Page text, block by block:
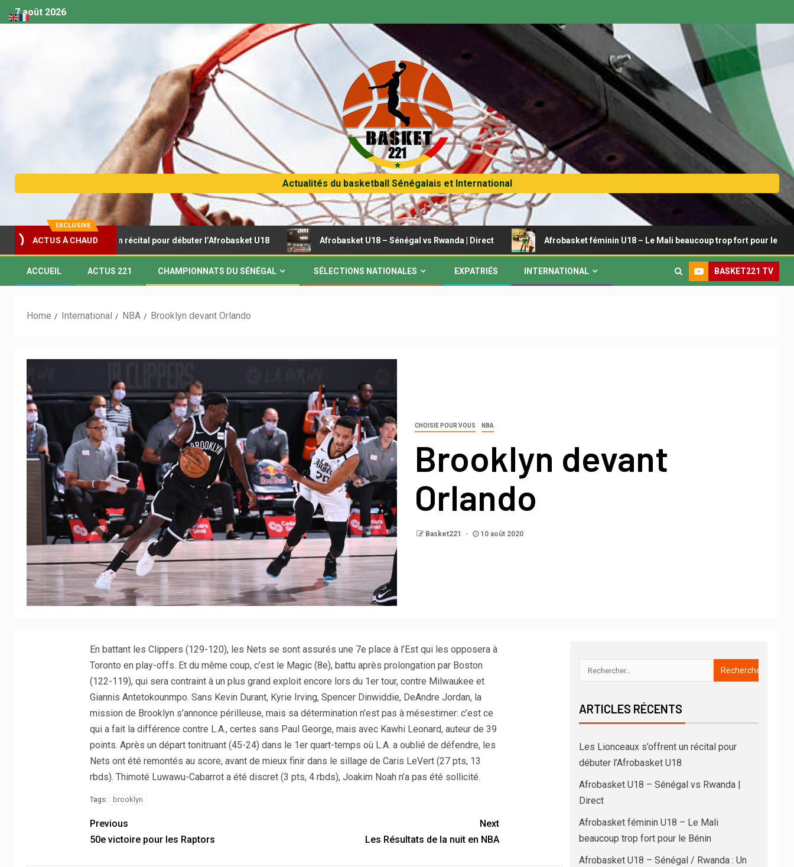
7 août 2026
Actualités du basketball Sénégalais et International
EXCLUSIVE
ACTUS À CHAUD
s’offrent un récital pour débuter l’Afrobasket U18 Afrobasket U18 – Sénégal vs Rwanda | Direct Afrobasket féminin U18 – Le Mali beaucoup trop fort pour le Bénin
ACCUEIL ACTUS 221 CHAMPIONNATS DU SÉNÉGAL SÉLECTIONS NATIONALES EXPATRIÉS INTERNATIONAL BASKET221 TV
Home International NBA Brooklyn devant Orlando
CHOISIE POUR VOUS NBA
Brooklyn devant
Orlando
Basket221 10 août 2020
En battant les Clippers (129-120), les Nets se sont assurés une 7e place à l’Est qui les opposera à
Toronto en play-offs. Et du même coup, c’est le Magic (8e), battu après prolongation par Boston
(122-119), qui sera contraint à un plus grand exploit encore lors du 1er tour, contre Milwaukee et
Giannis Antetokounmpo. Sans Kevin Durant, Kyrie Irving, Spencer Dinwiddie, DeAndre Jordan, la
mission de Brooklyn s’annonce périlleuse, mais sa détermination n’est pas à mésestimer: c’est ce
qui a fait la différence contre L.A., certes sans Paul George, mais avec Kawhi Leonard, auteur de 39
points. Après un départ tonitruant (45-24) dans le 1er quart-temps où L.A. a oublié de défendre, les
Nets ont été remontés au score, avant de mieux finir dans le sillage de Caris LeVert (27 pts, 13
rbds). Thimoté Luwawu-Cabarrot a été discret (3 pts, 4 rbds), Joakim Noah n’a pas été sollicité.
Tags: brooklyn
Previous
50e victoire pour les Raptors
Next
Les Résultats de la nuit en NBA
ARTICLES RÉCENTS
Les Lionceaux s’offrent un récital pour
débuter l’Afrobasket U18
Afrobasket U18 – Sénégal vs Rwanda |
Direct
Afrobasket féminin U18 – Le Mali
beaucoup trop fort pour le Bénin
Afrobasket U18 – Sénégal / Rwanda : Un